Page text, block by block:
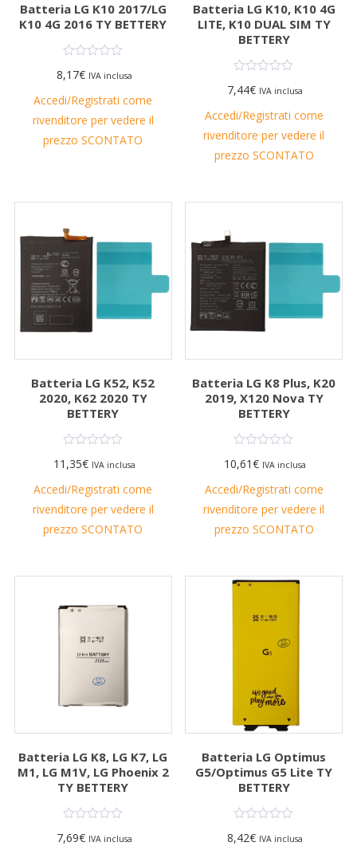
Batteria LG K10 2017/LG
K10 4G 2016 TY BETTERY
8,17€ IVA inclusa
Accedi/Registrati come
rivenditore per vedere il
prezzo SCONTATO
Batteria LG K10, K10 4G
LITE, K10 DUAL SIM TY
BETTERY
7,44€ IVA inclusa
Accedi/Registrati come
rivenditore per vedere il
prezzo SCONTATO
Batteria LG K52, K52
2020, K62 2020 TY
BETTERY
11,35€ IVA inclusa
Accedi/Registrati come
rivenditore per vedere il
prezzo SCONTATO
Batteria LG K8 Plus, K20
2019, X120 Nova TY
BETTERY
10,61€ IVA inclusa
Accedi/Registrati come
rivenditore per vedere il
prezzo SCONTATO
Batteria LG K8, LG K7, LG
M1, LG M1V, LG Phoenix 2
TY BETTERY
7,69€ IVA inclusa
Batteria LG Optimus
G5/Optimus G5 Lite TY
BETTERY
8,42€ IVA inclusa